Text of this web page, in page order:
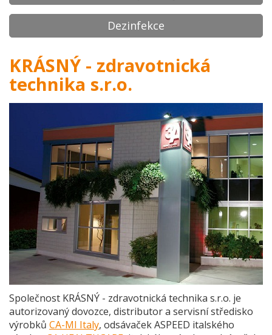
Dezinfekce
KRÁSNÝ - zdravotnická
technika s.r.o.
Společnost KRÁSNÝ - zdravotnická technika s.r.o. je
autorizovaný dovozce, distributor a servisní středisko
výrobků CA-MI Italy, odsávaček ASPEED italského